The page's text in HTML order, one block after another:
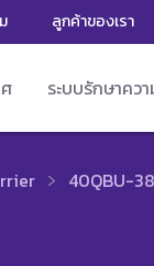
ลูกค้าของเรา
ระบบรักษาคว
40QBU-